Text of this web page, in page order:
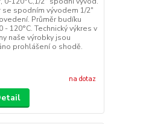
spodním vývodem 1/2"
Průměr budíku
- 120°C. Technický výkres v
naše výrobky jsou
prohlášení o shodě.
na dotaz